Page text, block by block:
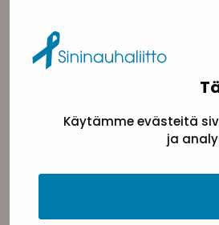
Käytämme evästeitä
ja
Pasilanraitio 5, 2. krs, 00240
toimisto@sininauha.fi